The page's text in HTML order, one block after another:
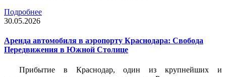
Подробнее
30.05.2026
Аренда автомобиля в аэропорту Краснодара: Свобода
Передвижения в Южной Столице
Прибытие в Краснодар, один из крупнейших и